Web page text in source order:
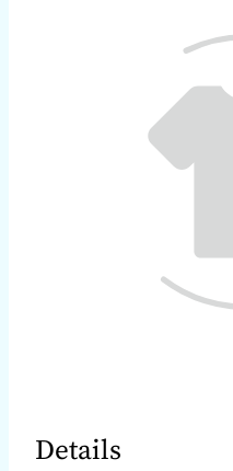
Details